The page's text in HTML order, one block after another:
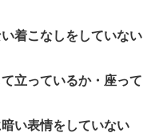
着こなしをしていない
立っているか・座って
い表情をしていない